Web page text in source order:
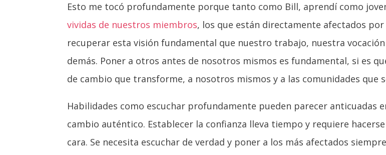
Esto me tocó profundamente porque tanto como Bill, aprendí como
vividas de nuestros miembros, los que están directamente afectados
recuperar esta visión fundamental que nuestro trabajo, nuestra
demás. Poner a otros antes de nosotros mismos es fundamental, si es
de cambio que transforme, a nosotros mismos y a las comunidades que
Habilidades como escuchar profundamente pueden parecer anticuadas
cambio auténtico. Establecer la confianza lleva tiempo y requiere
cara. Se necesita escuchar de verdad y poner a los más afectados